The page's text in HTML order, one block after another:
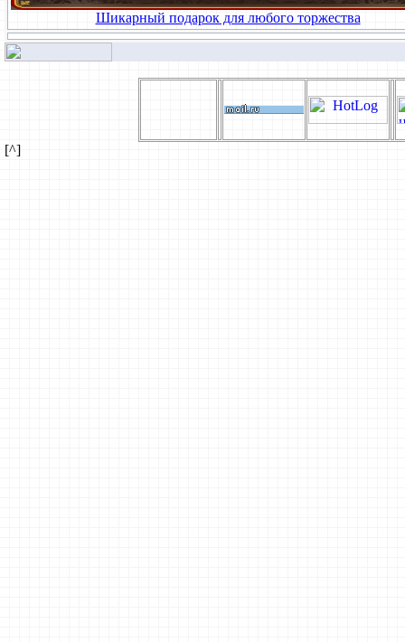
Шикарный подарок для любого торжества
[^]